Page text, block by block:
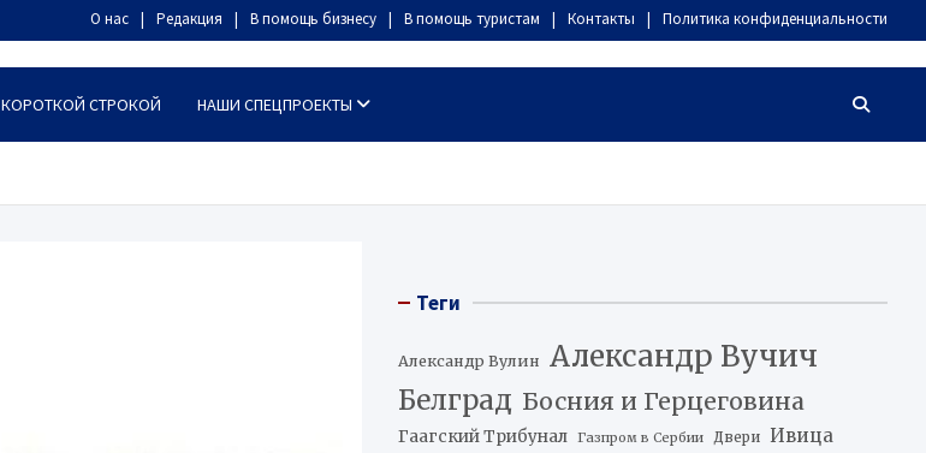
О нас Редакция В помощь бизнесу В помощь туристам Контакты Политика конфиденциальности
КОРОТКОЙ СТРОКОЙ НАШИ СПЕЦПРОЕКТЫ
Теги
Александр Вулин Александр Вучич
Белград Босния и Герцеговина
Гаагский Трибунал Газпром в Сербии Двери Ивица